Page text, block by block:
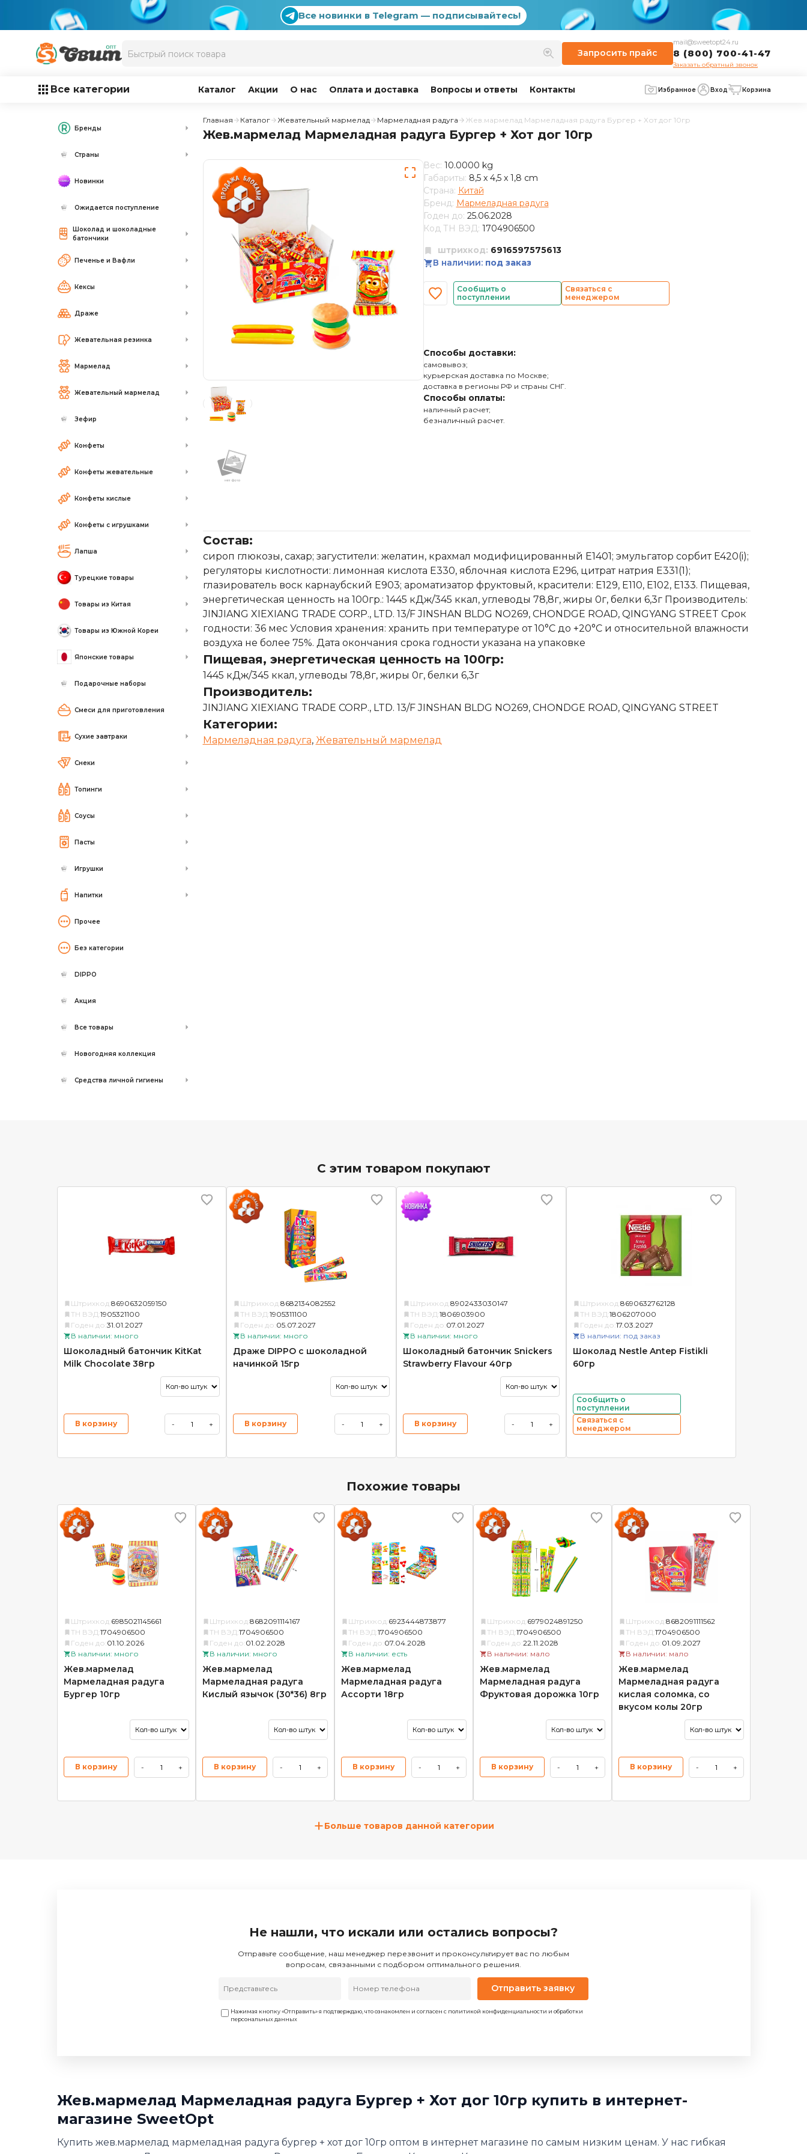
Все новинки в Telegram — подписывайтесь!
Запросить прайс
mail@sweetopt24.ru
8 (800) 700-41-47
Заказать обратный звонок
Все категории Каталог Акции О нас Оплата и доставка Вопросы и ответы Контакты Избранное Вход Корзина
Бренды
Страны
Новинки
Ожидается поступление
Шоколад и шоколадные
батончики
Печенье и Вафли
Кексы
Драже
Жевательная резинка
Мармелад
Жевательный мармелад
Зефир
Конфеты
Конфеты жевательные
Конфеты кислые
Конфеты с игрушками
Лапша
Турецкие товары
Товары из Китая
Товары из Южной Кореи
Японские товары
Подарочные наборы
Смеси для приготовления
Сухие завтраки
Снеки
Топинги
Соусы
Пасты
Игрушки
Напитки
Прочее
Без категории
DIPPO
Акция
Все товары
Новогодняя коллекция
Средства личной гигиены
Главная Каталог Жевательный мармелад Мармеладная радуга Жев.мармелад Мармеладная радуга Бургер + Хот дог 10гр
Жев.мармелад Мармеладная радуга Бургер + Хот дог 10гр
Вес: 10.0000 kg
Габариты: 8,5 x 4,5 x 1,8 cm
Страна: Китай
Бренд: Мармеладная радуга
Годен до: 25.06.2028
Код ТН ВЭД: 1704906500
штрихкод: 6916597575613
В наличии: под заказ
Сообщить о
поступлении
Связаться с
менеджером
Способы доставки:
самовывоз;
курьерская доставка по Москве;
доставка в регионы РФ и страны СНГ.
Способы оплаты:
наличный расчет;
безналичный расчет.
Состав:
сироп глюкозы, сахар; загустители: желатин, крахмал модифицированный Е1401; эмульгатор сорбит E420(i);
регуляторы кислотности: лимонная кислота Е330, яблочная кислота Е296, цитрат натрия Е331(1);
глазирователь воск карнаубский Е903; ароматизатор фруктовый, красители: Е129, E110, Е102, Е133. Пищевая,
энергетическая ценность на 100гр.: 1445 кДж/345 ккал, углеводы 78,8г, жиры 0г, белки 6,3г Производитель:
JINJIANG XIEXIANG TRADE CORP., LTD. 13/F JINSHAN BLDG NO269, CHONDGE ROAD, QINGYANG STREET Срок
годности: 36 мес Условия хранения: хранить при температуре от 10°С до +20°С и относительной влажности
воздуха не более 75%. Дата окончания срока годности указана на упаковке
Пищевая, энергетическая ценность на 100гр:
1445 кДж/345 ккал, углеводы 78,8г, жиры 0г, белки 6,3г
Производитель:
JINJIANG XIEXIANG TRADE CORP., LTD. 13/F JINSHAN BLDG NO269, CHONDGE ROAD, QINGYANG STREET
Категории:
Мармеладная радуга, Жевательный мармелад
С этим товаром покупают
Штрихкод: 8690632059150
ТН ВЭД: 1905321100
Годен до: 31.01.2027
В наличии: много
Шоколадный батончик KitKat
Milk Chocolate 38гр
В корзину - +
Штрихкод:8682134082552
ТН ВЭД:1905311100
Годен до: 05.07.2027
В наличии: много
Драже DIPPO с шоколадной
начинкой 15гр
В корзину - +
Штрихкод: 8902433030147
ТН ВЭД: 1806903900
Годен до: 07.01.2027
В наличии: много
Шоколадный батончик Snickers
Strawberry Flavour 40гр
В корзину - +
Штрихкод: 8690632762128
ТН ВЭД: 1806207000
Годен до: 17.03.2027
В наличии: под заказ
Шоколад Nestle Antep Fistikli
60гр
Сообщить о
поступлении
Связаться с
менеджером
Похожие товары
Штрихкод: 6985021145661
ТН ВЭД: 1704906500
Годен до: 01.10.2026
В наличии: много
Жев.мармелад
Мармеладная радуга
Бургер 10гр
В корзину - +
Штрихкод: 8682091114167
ТН ВЭД: 1704906500
Годен до: 01.02.2028
В наличии: много
Жев.мармелад
Мармеладная радуга
Кислый язычок (30*36) 8гр
В корзину - +
Штрихкод: 6923444873877
ТН ВЭД: 1704906500
Годен до: 07.04.2028
В наличии: есть
Жев.мармелад
Мармеладная радуга
Ассорти 18гр
В корзину - +
Штрихкод: 6979024891250
ТН ВЭД: 1704906500
Годен до: 22.11.2028
В наличии: мало
Жев.мармелад
Мармеладная радуга
Фруктовая дорожка 10гр
В корзину - +
Штрихкод: 8682091111562
ТН ВЭД: 1704906500
Годен до: 01.09.2027
В наличии: мало
Жев.мармелад
Мармеладная радуга
кислая соломка, со
вкусом колы 20гр
В корзину - +
+Больше товаров данной категории
Не нашли, что искали или остались вопросы?
Отправьте сообщение, наш менеджер перезвонит и проконсультирует вас по любым
вопросам, связанными с подбором оптимального решения.
Отправить заявку
Нажимая кнопку «Отправить» я подтверждаю, что ознакомлен и согласен с политикой конфиденциальности и обработки
персональных данных
Жев.мармелад Мармеладная радуга Бургер + Хот дог 10гр купить в интернет-
магазине SweetOpt
Купить жев.мармелад мармеладная радуга бургер + хот дог 10гр оптом в интернет магазине по самым низким ценам. У нас гибкая